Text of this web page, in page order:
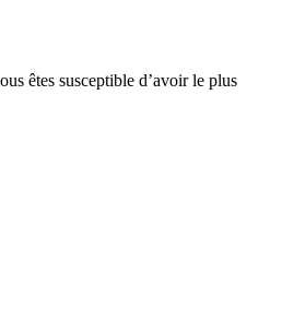
êtes susceptible d’avoir le plus